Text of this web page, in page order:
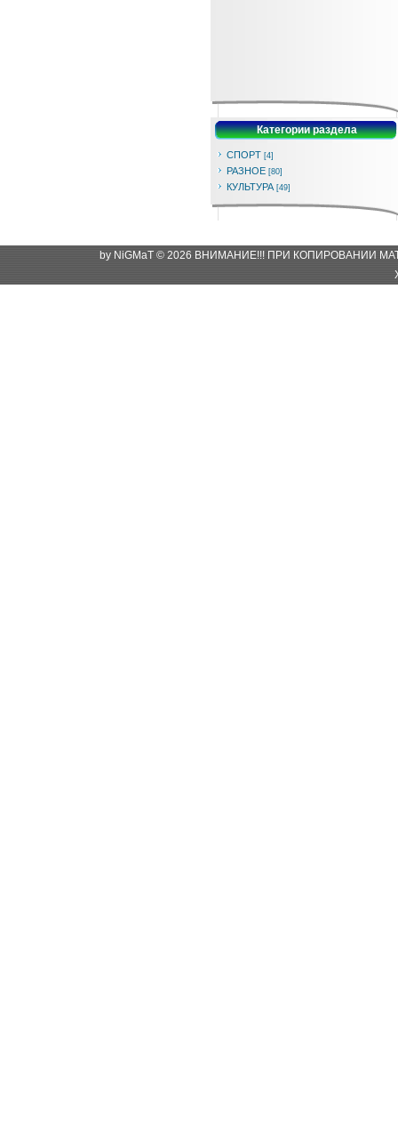
Категории раздела
СПОРТ [4]
РАЗНОЕ [80]
КУЛЬТУРА [49]
by NiGMaT © 2026 ВНИМАНИЕ!!! ПРИ КОПИРОВАНИИ